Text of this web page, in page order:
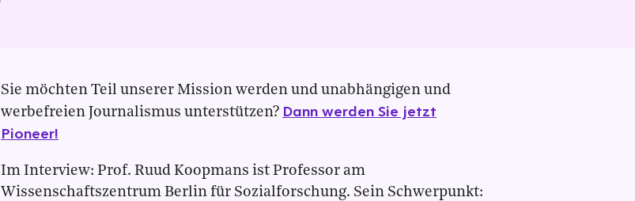
Sie möchten Teil unserer Mission werden und unabhängigen und
werbefreien Journalismus unterstützen? Dann werden Sie jetzt
Pioneer!
Im Interview: Prof. Ruud Koopmans ist Professor am
Wissenschaftszentrum Berlin für Sozialforschung. Sein Schwerpunkt: